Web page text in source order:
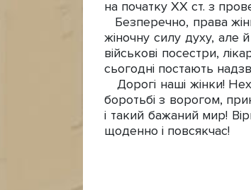
на початку ХХ ст. з
Безперечно, права
жіночну силу духу, але
військові посестри,
сьогодні постають
Дорогі наші жінки!
боротьбі з ворогом,
і такий бажаний мир!
щоденно і повсякчас!